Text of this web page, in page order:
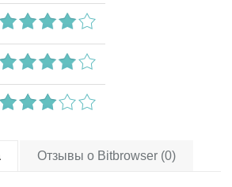
Отзывы о Bitbrowser (0)